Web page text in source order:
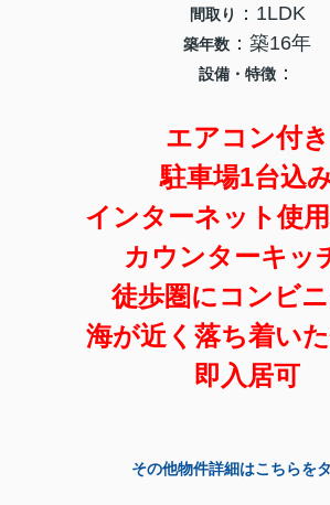
間取り ：1LDK
築年数 ：築16年
設備・特徴 ：
エアコン付き
駐車場1台込
インターネット使
カウンターキッ
徒歩圏にコンビ
海が近く落ち着い
即入居可
その他物件詳細はこちらを